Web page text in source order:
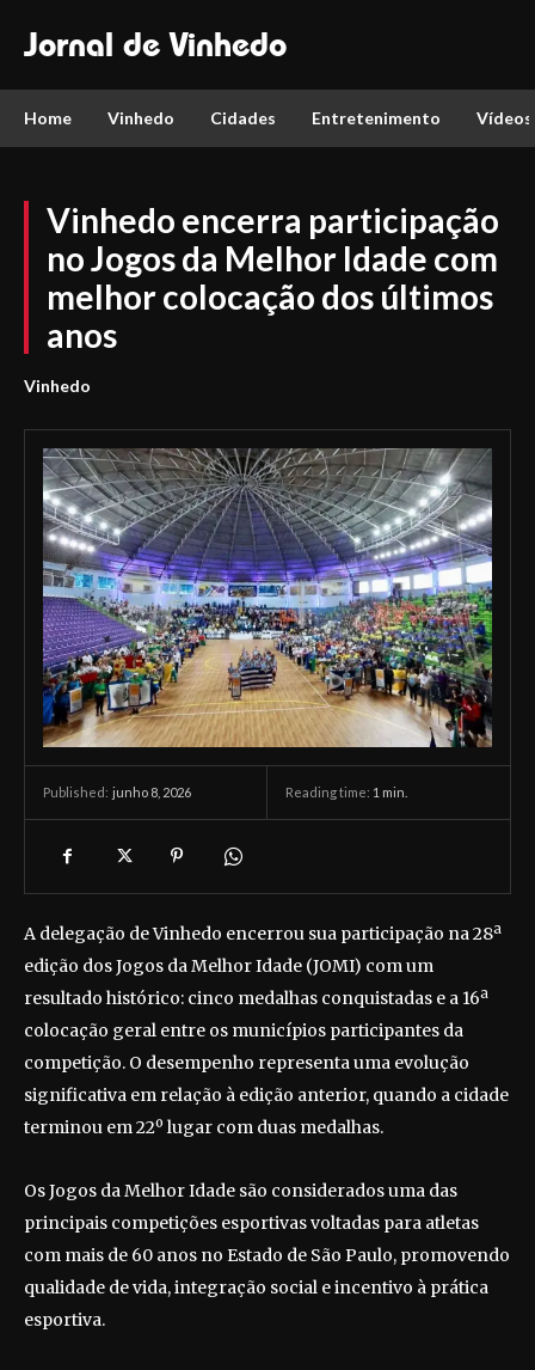
Jornal de Vinhedo
Home Vinhedo Cidades Entretenimento Vídeos
Vinhedo encerra participação
no Jogos da Melhor Idade com
melhor colocação dos últimos
anos
Vinhedo
Published: junho 8, 2026 Reading time: 1 min.
A delegação de Vinhedo encerrou sua participação na 28ª
edição dos Jogos da Melhor Idade (JOMI) com um
resultado histórico: cinco medalhas conquistadas e a 16ª
colocação geral entre os municípios participantes da
competição. O desempenho representa uma evolução
significativa em relação à edição anterior, quando a cidade
terminou em 22º lugar com duas medalhas.
Os Jogos da Melhor Idade são considerados uma das
principais competições esportivas voltadas para atletas
com mais de 60 anos no Estado de São Paulo, promovendo
qualidade de vida, integração social e incentivo à prática
esportiva.